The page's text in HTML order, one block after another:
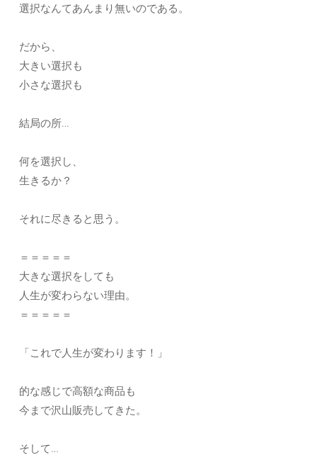
選択なんてあんまり無いのである。
だから、
大きい選択も
小さな選択も
結局の所…
何を選択し、
生きるか？
それに尽きると思う。
＝＝＝＝＝
大きな選択をしても
人生が変わらない理由。
＝＝＝＝＝
「これで人生が変わります！」
的な感じで高額な商品も
今まで沢山販売してきた。
そして…